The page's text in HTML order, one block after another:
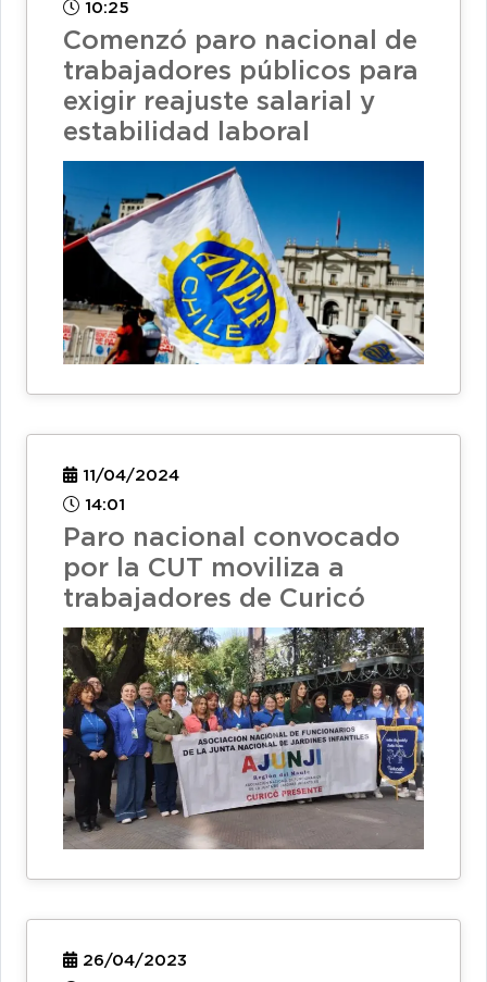
10:25
Comenzó paro nacional de
trabajadores públicos para
exigir reajuste salarial y
estabilidad laboral
11/04/2024
14:01
Paro nacional convocado
por la CUT moviliza a
trabajadores de Curicó
26/04/2023